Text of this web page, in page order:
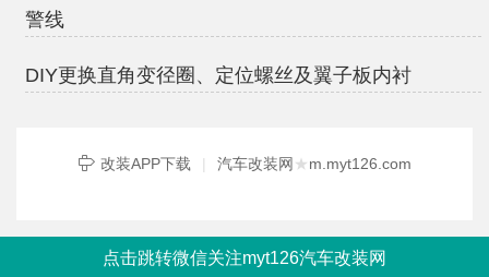
警线
DIY更换直角变径圈、定位螺丝及翼子板内衬
改装APP下载 | 汽车改装网 ★m.myt126.com
点击跳转微信关注myt126汽车改装网